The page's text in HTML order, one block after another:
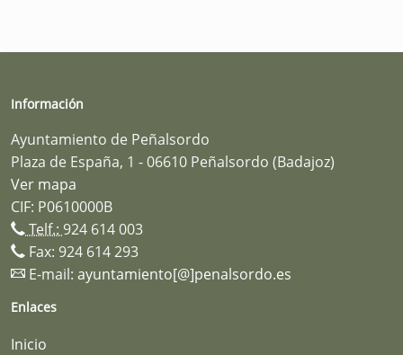
Información
Ayuntamiento de Peñalsordo
Plaza de España, 1 - 06610 Peñalsordo (Badajoz)
Ver mapa
CIF: P0610000B
Telf.: 924 614 003
Fax: 924 614 293
E-mail: ayuntamiento[@]penalsordo.es
Enlaces
Inicio